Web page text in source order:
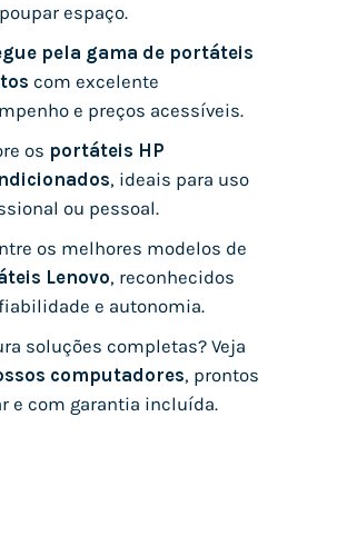
espaço.
pela gama de portáteis
com excelente
e preços acessíveis.
os portáteis HP
, ideais para uso
ou pessoal.
os melhores modelos de
Lenovo, reconhecidos
e autonomia.
soluções completas? Veja
computadores, prontos
e com garantia incluída.